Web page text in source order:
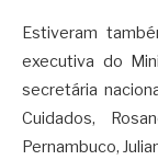
Estiveram
executiva do
secretária
Cuidados,
Pernambuco,